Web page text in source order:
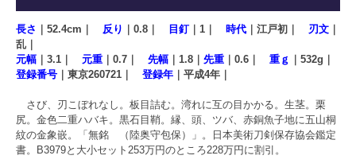
長さ ｜52.4cm｜ 反り ｜0.8｜ 目釘 ｜1｜ 時代 ｜江戸初｜ 刃文
乱｜
元幅 ｜3.1｜ 元重 ｜0.7｜ 先幅 ｜1.8｜ 先重 ｜0.6｜ 重ｇ
｜532g｜
登録番号 ｜東京260721｜ 登録年 ｜平成4年｜
さび、刃こぼれなし。板目詰む。湾れに互の目かかる。生茎。栗
尻。金色二重ハバキ。黒石目鞘。縁、頭、ツバ、赤銅魚子地に五山桐
紋の金象嵌。「無銘 （陸奥守包保）」。日本美術刀剣保存協会鑑定
書。B3979と大小セット253万円のところ228万円に割引。